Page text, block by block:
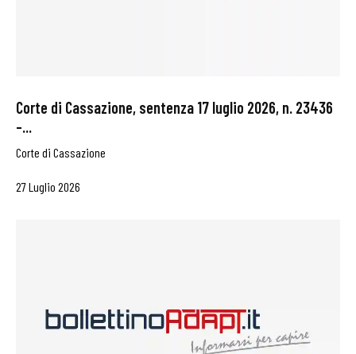
Corte di Cassazione, sentenza 17 luglio 2026, n. 23436
–...
Corte di Cassazione
27 Luglio 2026